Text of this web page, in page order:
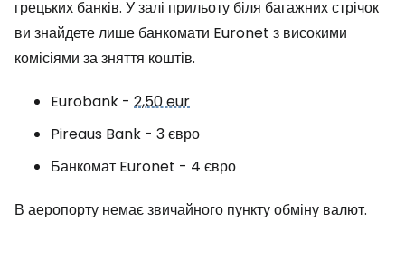
грецьких банків. У залі прильоту біля багажних стрічок
ви знайдете лише банкомати Euronet з високими
комісіями за зняття коштів.
Eurobank - 2,50 eur
Pireaus Bank - 3 євро
Банкомат Euronet - 4 євро
В аеропорту немає звичайного пункту обміну валют.